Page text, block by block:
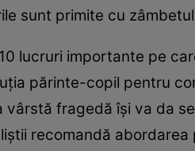
sunt primite cu
lucruri importante pe
părinte-copil pentru
vârstă fragedă îşi va da
recomandă